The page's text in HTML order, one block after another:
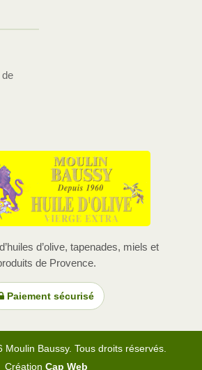
de
d’olive, tapenades, miels et
de Provence.
Paiement sécurisé
Moulin Baussy. Tous droits réservés.
Création Cap Web